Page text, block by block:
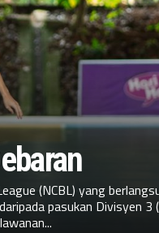
(NCBL) yang
pasukan Divisyen 3